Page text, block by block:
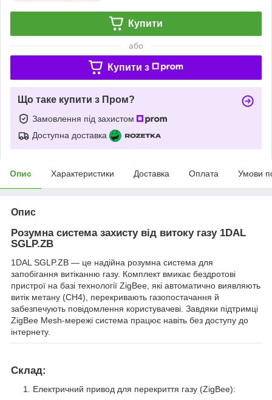
Купити
або
Купити з
Що таке купити з Пром?
Замовлення під захистом
Доступна доставка
Опис Характеристики Доставка Оплата Умови
Опис
Розумна система захисту від витоку газу 1DAL
SGLP.ZB
1DAL SGLP.ZB — це надійна розумна система для
запобігання витіканню газу. Комплект вмикає бездротові
пристрої на базі технології ZigBee, які автоматично виявляють
витік метану (CH4), перекривають газопостачання й
забезпечують повідомлення користувачеві. Завдяки підтримці
ZigBee Mesh-мережі система працює навіть без доступу до
інтернету.
Склад:
Електричний привод для перекриття газу (ZigBee):